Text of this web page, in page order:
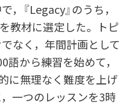
『Legacy』のうち，
教材に選定した。トピ
なく，年間計画として
から練習を始めて，
に無理なく難度を上げ
一つのレッスンを3時